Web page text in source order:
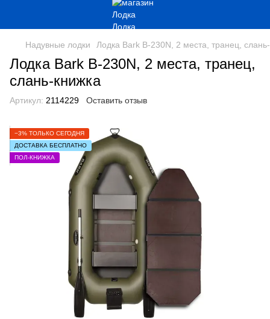
Надувные лодки Лодка Bark B-230N, 2 места, транец,
Лодка Bark B-230N, 2 места, транец,
слань-книжка
Артикул: 2114229 Оставить отзыв
−3% ТОЛЬКО СЕГОДНЯ
ДОСТАВКА БЕСПЛАТНО
ПОЛ-КНИЖКА